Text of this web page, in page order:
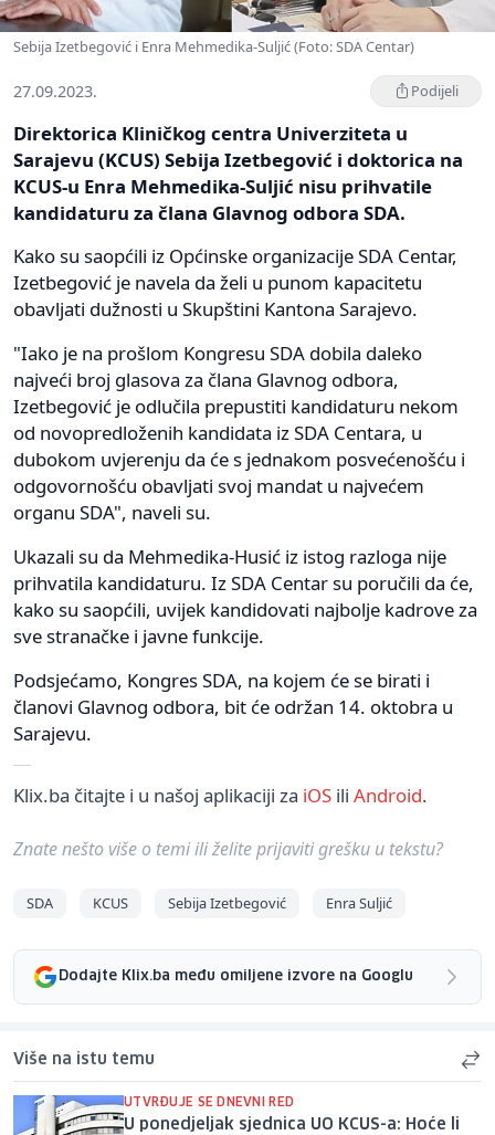
Sebija Izetbegović i Enra Mehmedika-Suljić (Foto: SDA Centar)
27.09.2023. Podijeli
Direktorica Kliničkog centra Univerziteta u
Sarajevu (KCUS) Sebija Izetbegović i doktorica na
KCUS-u Enra Mehmedika-Suljić nisu prihvatile
kandidaturu za člana Glavnog odbora SDA.
Kako su saopćili iz Općinske organizacije SDA Centar,
Izetbegović je navela da želi u punom kapacitetu
obavljati dužnosti u Skupštini Kantona Sarajevo.
"Iako je na prošlom Kongresu SDA dobila daleko
najveći broj glasova za člana Glavnog odbora,
Izetbegović je odlučila prepustiti kandidaturu nekom
od novopredloženih kandidata iz SDA Centara, u
dubokom uvjerenju da će s jednakom posvećenošću i
odgovornošću obavljati svoj mandat u najvećem
organu SDA", naveli su.
Ukazali su da Mehmedika-Husić iz istog razloga nije
prihvatila kandidaturu. Iz SDA Centar su poručili da će,
kako su saopćili, uvijek kandidovati najbolje kadrove za
sve stranačke i javne funkcije.
Podsjećamo, Kongres SDA, na kojem će se birati i
članovi Glavnog odbora, bit će održan 14. oktobra u
Sarajevu.
Klix.ba čitajte i u našoj aplikaciji za iOS ili Android.
Znate nešto više o temi ili želite prijaviti grešku u tekstu?
SDA KCUS Sebija Izetbegović Enra Suljić
Dodajte Klix.ba među omiljene izvore na Googlu
Više na istu temu
UTVRĐUJE SE DNEVNI RED
U ponedjeljak sjednica UO KCUS-a: Hoće li